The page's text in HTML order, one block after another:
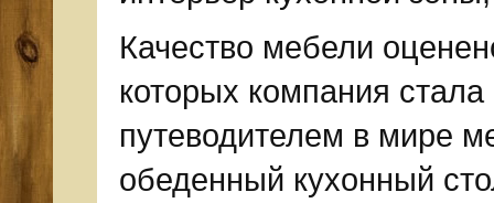
Качество мебели
которых компания
путеводителем в мире
обеденный кухонный